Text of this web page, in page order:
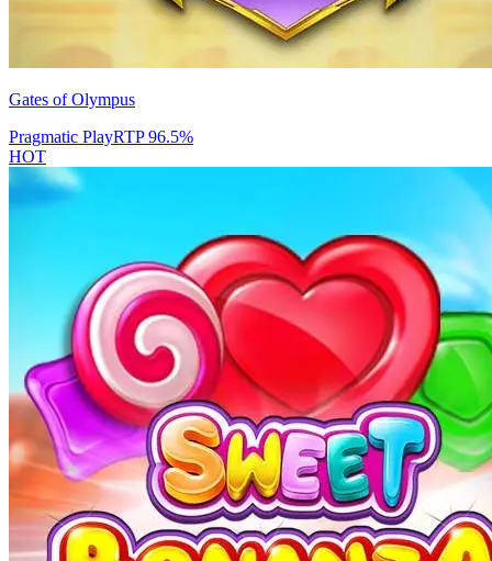
Gates of Olympus
Pragmatic PlayRTP96.5%
HOT